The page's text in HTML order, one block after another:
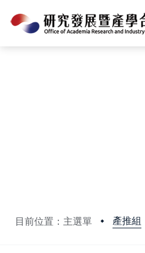
目前位置：主選單 產推組